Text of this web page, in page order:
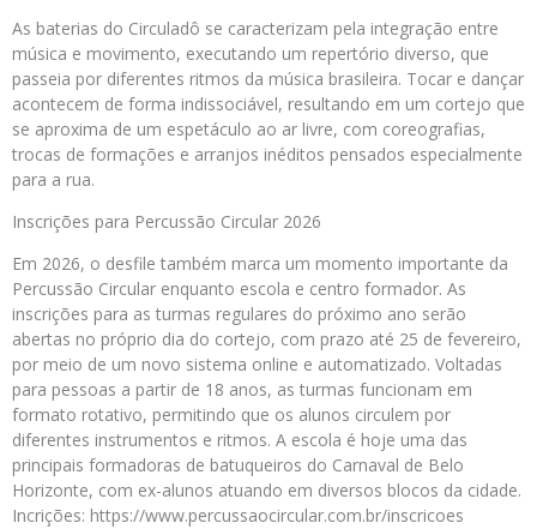
As baterias do Circuladô se caracterizam pela integração entre
música e movimento, executando um repertório diverso, que
passeia por diferentes ritmos da música brasileira. Tocar e dançar
acontecem de forma indissociável, resultando em um cortejo que
se aproxima de um espetáculo ao ar livre, com coreografias,
trocas de formações e arranjos inéditos pensados especialmente
para a rua.
Inscrições para Percussão Circular 2026
Em 2026, o desfile também marca um momento importante da
Percussão Circular enquanto escola e centro formador. As
inscrições para as turmas regulares do próximo ano serão
abertas no próprio dia do cortejo, com prazo até 25 de fevereiro,
por meio de um novo sistema online e automatizado. Voltadas
para pessoas a partir de 18 anos, as turmas funcionam em
formato rotativo, permitindo que os alunos circulem por
diferentes instrumentos e ritmos. A escola é hoje uma das
principais formadoras de batuqueiros do Carnaval de Belo
Horizonte, com ex-alunos atuando em diversos blocos da cidade.
Incrições: https://www.percussaocircular.com.br/inscricoes